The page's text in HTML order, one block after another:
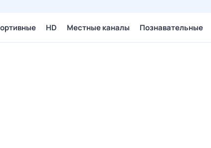
HD Местные каналы Познавательные